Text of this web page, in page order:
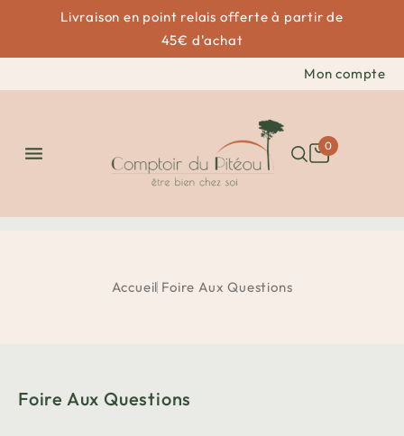
Livraison en point relais offerte à partir de
45€ d'achat
Mon compte
 0
Accueil Foire Aux Questions
Foire Aux Questions